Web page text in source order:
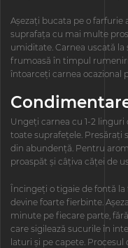
Așezați bucata pe o farfurie
suprafața cu mai multe
umiditate. Carnea uscată
frumoasă în timpul
întoarceți carnea ocazional
Ungeți carnea cu 1-2
toate suprafețele. Presărați
din abundență. Pentru
proaspăt și câțiva căței de
Încingeți o tigaie de fontă
devine foarte fierbinte.
minute pe fiecare parte,
care sigilează sucurile în
laturi și pe capete.